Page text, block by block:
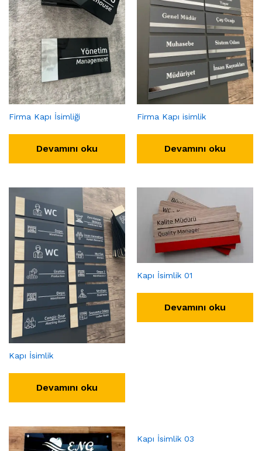
Firma Kapı İsimliği
Devamını oku
Firma Kapı isimlik
Devamını oku
Kapı İsimlik
Devamını oku
Kapı İsimlik 01
Devamını oku
Kapı İsimlik 03